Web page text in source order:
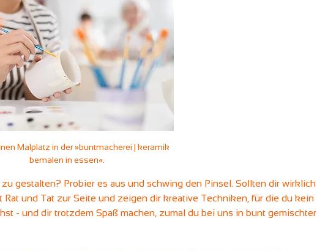
Malplatz in der »buntmacherei | keramik
bemalen in essen«.
gestalten? Probier es aus und schwing den Pinsel. Sollten dir wirklich
und Tat zur Seite und zeigen dir kreative Techniken, für die du kein
- und dir trotzdem Spaß machen, zumal du bei uns in bunt gemischter